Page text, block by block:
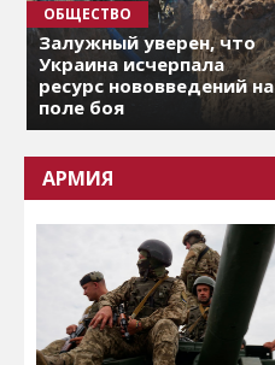
ОБЩЕСТВО
Залужный уверен, что
Украина исчерпала
ресурс нововведений на
поле боя
АРМИЯ